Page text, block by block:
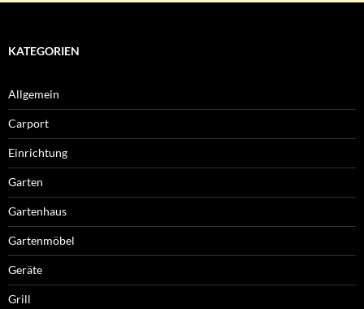
KATEGORIEN
Allgemein
Carport
Einrichtung
Garten
Gartenhaus
Gartenmöbel
Geräte
Grill